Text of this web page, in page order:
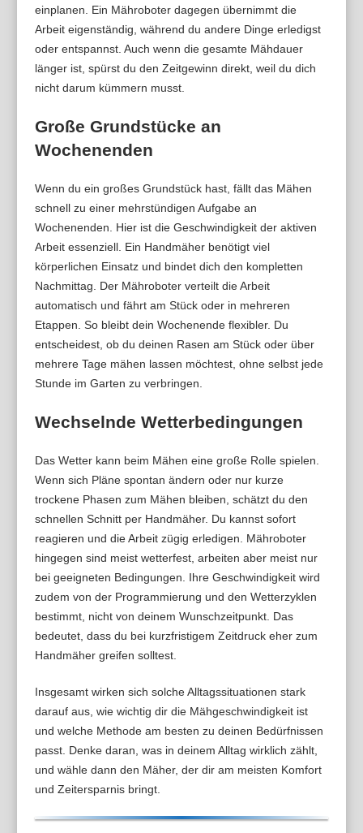
einplanen. Ein Mähroboter dagegen übernimmt die
Arbeit eigenständig, während du andere Dinge erledigst
oder entspannst. Auch wenn die gesamte Mähdauer
länger ist, spürst du den Zeitgewinn direkt, weil du dich
nicht darum kümmern musst.
Große Grundstücke an
Wochenenden
Wenn du ein großes Grundstück hast, fällt das Mähen
schnell zu einer mehrstündigen Aufgabe an
Wochenenden. Hier ist die Geschwindigkeit der aktiven
Arbeit essenziell. Ein Handmäher benötigt viel
körperlichen Einsatz und bindet dich den kompletten
Nachmittag. Der Mähroboter verteilt die Arbeit
automatisch und fährt am Stück oder in mehreren
Etappen. So bleibt dein Wochenende flexibler. Du
entscheidest, ob du deinen Rasen am Stück oder über
mehrere Tage mähen lassen möchtest, ohne selbst jede
Stunde im Garten zu verbringen.
Wechselnde Wetterbedingungen
Das Wetter kann beim Mähen eine große Rolle spielen.
Wenn sich Pläne spontan ändern oder nur kurze
trockene Phasen zum Mähen bleiben, schätzt du den
schnellen Schnitt per Handmäher. Du kannst sofort
reagieren und die Arbeit zügig erledigen. Mähroboter
hingegen sind meist wetterfest, arbeiten aber meist nur
bei geeigneten Bedingungen. Ihre Geschwindigkeit wird
zudem von der Programmierung und den Wetterzyklen
bestimmt, nicht von deinem Wunschzeitpunkt. Das
bedeutet, dass du bei kurzfristigem Zeitdruck eher zum
Handmäher greifen solltest.
Insgesamt wirken sich solche Alltagssituationen stark
darauf aus, wie wichtig dir die Mähgeschwindigkeit ist
und welche Methode am besten zu deinen Bedürfnissen
passt. Denke daran, was in deinem Alltag wirklich zählt,
und wähle dann den Mäher, der dir am meisten Komfort
und Zeitersparnis bringt.